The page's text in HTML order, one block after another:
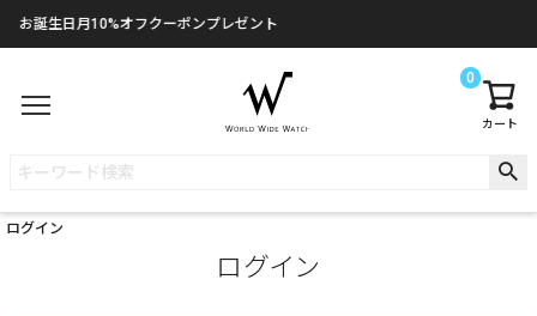
お誕生日月10%オフクーポンプレゼント
カート
0
ログイン
ログイン